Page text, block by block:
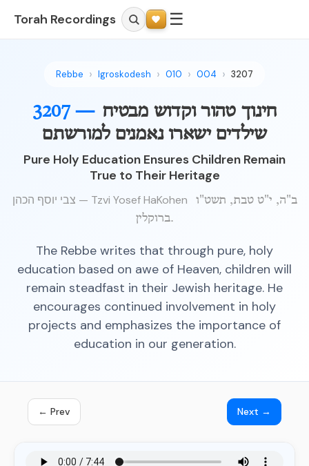
Torah Recordings ☰
Rebbe Igroskodesh 010 004 3207
3207 — חינוך טהור וקדוש מבטיח
שילדים ישארו נאמנים למורשתם
Pure Holy Education Ensures Children Remain
True to Their Heritage
צבי יוסף הכהן — Tzvi Yosef HaKohen
ב"ה, י"ט טבת, תשט"ו
ברוקלין.
The Rebbe writes that through pure, holy
education based on awe of Heaven, children will
remain steadfast in their Jewish heritage. He
encourages continued involvement in holy
projects and emphasizes the importance of
education in our generation.
← Prev Next →